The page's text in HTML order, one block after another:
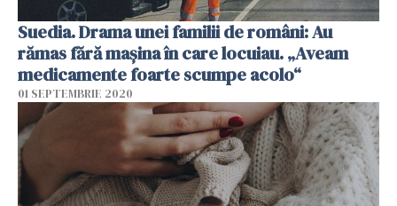
Suedia. Drama unei familii de români: Au
rămas fără mașina în care locuiau. „Aveam
medicamente foarte scumpe acolo“
01 SEPTEMBRIE 2020